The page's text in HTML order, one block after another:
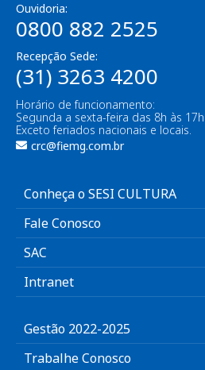
Ouvidoria:
0800 882 2525
Recepção Sede:
(31) 3263 4200
Horário de funcionamento:
Segunda a sexta-feira das 8h às 17h
Exceto feriados nacionais e locais.
crc@fiemg.com.br
Conheça o SESI CULTURA
Fale Conosco
SAC
Intranet
Gestão 2022-2025
Trabalhe Conosco